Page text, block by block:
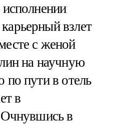
взлет
с женой
на научную
пути в отель
в
Очнувшись в